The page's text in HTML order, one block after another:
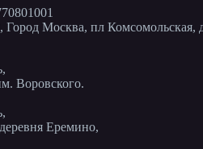
Город Москва, пл
Воровского.
Еремино,